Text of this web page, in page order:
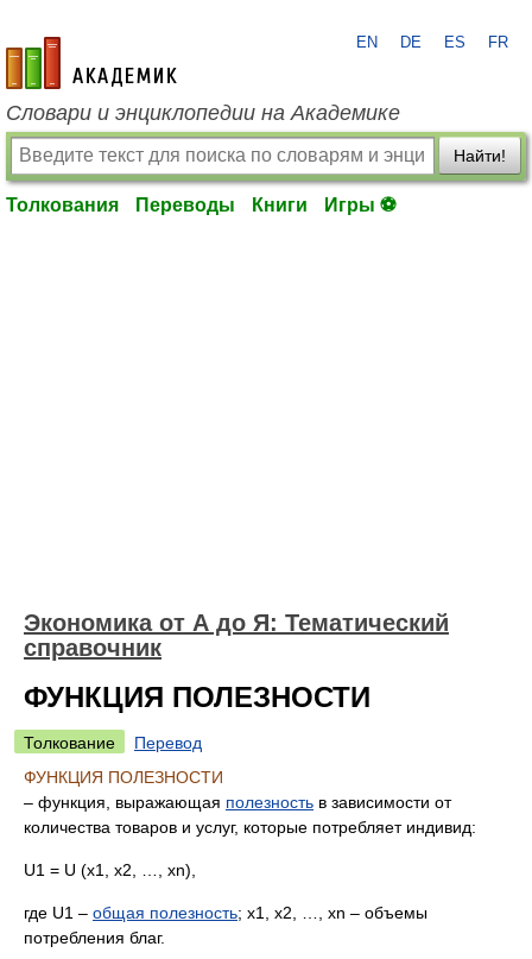
academic.ru
EN DE ES FR
Словари и энциклопедии на Академике
Найти!
Толкования Переводы Книги Игры ⚽
Экономика от А до Я: Тематический
справочник
ФУНКЦИЯ ПОЛЕЗНОСТИ
Толкование
Перевод
ФУНКЦИЯ ПОЛЕЗНОСТИ
– функция, выражающая полезность в зависимости от
количества товаров и услуг, которые потребляет индивид:
U1 = U (x1, x2, …, xn),
где U1 – общая полезность; x1, x2, …, xn – объемы
потребления благ.